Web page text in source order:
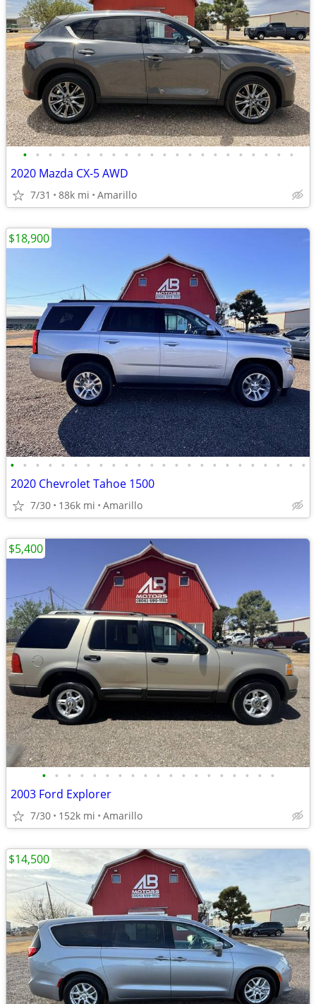
• • • • • • • • • • • • • • • • • • • • • •
2020 Mazda CX-5 AWD
7/31 88k mi Amarillo
• • • • • • • • • • • • • • • • • • • • • • • •
2020 Chevrolet Tahoe 1500
7/30 136k mi Amarillo
$18,900
• • • • • • • • • • • • • • • • • • •
2003 Ford Explorer
7/30 152k mi Amarillo
$5,400
$14,500